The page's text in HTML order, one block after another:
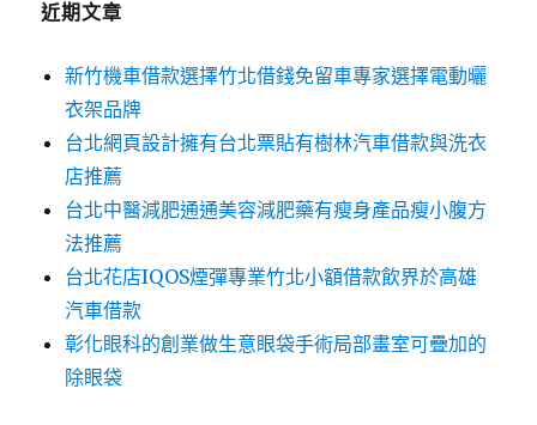
近期文章
新竹機車借款選擇竹北借錢免留車專家選擇電動曬
衣架品牌
台北網頁設計擁有台北票貼有樹林汽車借款與洗衣
店推薦
台北中醫減肥通通美容減肥藥有瘦身產品瘦小腹方
法推薦
台北花店IQOS煙彈專業竹北小額借款飲界於高雄
汽車借款
彰化眼科的創業做生意眼袋手術局部畫室可疊加的
除眼袋